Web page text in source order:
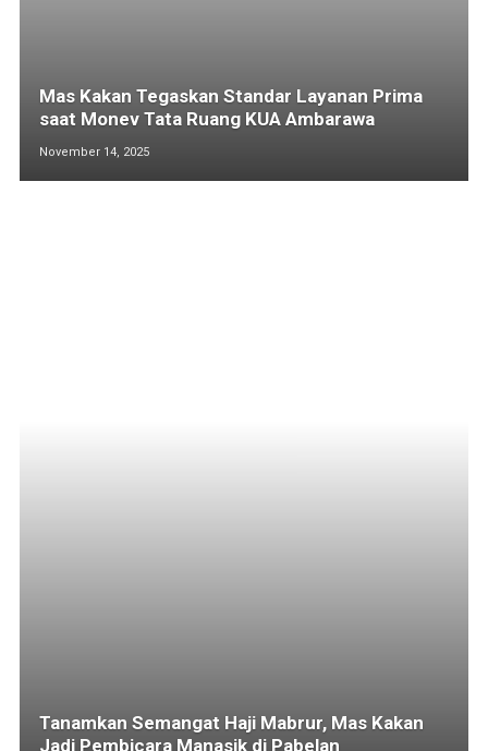
Mas Kakan Tegaskan Standar Layanan Prima
saat Monev Tata Ruang KUA Ambarawa
November 14, 2025
Tanamkan Semangat Haji Mabrur, Mas Kakan
Jadi Pembicara Manasik di Pabelan